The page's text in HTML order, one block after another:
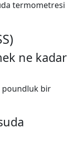
termometresi
ne kadar
poundluk bir